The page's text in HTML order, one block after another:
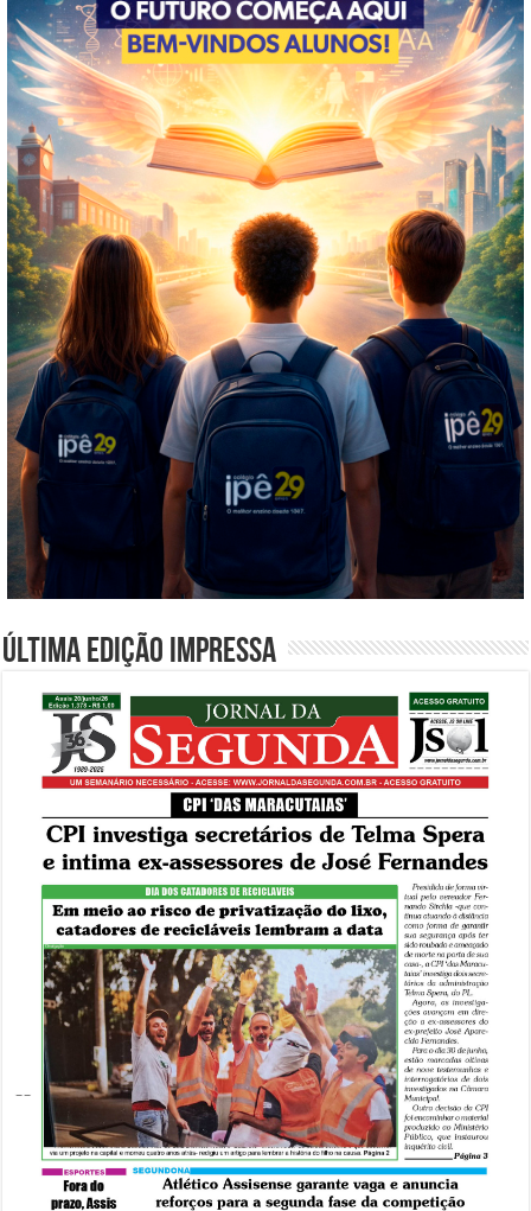
Última edição impressa